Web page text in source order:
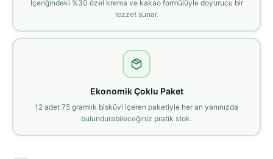
İçeriğindeki %30 özel krema ve kakao formülüyle doyurucu bir
lezzet sunar.
Ekonomik Çoklu Paket
12 adet 75 gramlık bisküvi içeren paketiyle her an yanınızda
bulundurabileceğiniz pratik stok.